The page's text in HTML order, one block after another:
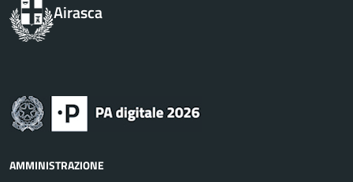
Airasca
AMMINISTRAZIONE